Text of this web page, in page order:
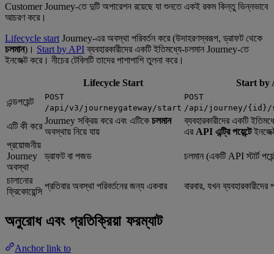
Customer Journey-তে দুটি অপারেশন রয়েছে যা শুনতে একই রকম কিন্তু ভিন্নভাবে
আচরণ করে।
Lifecycle start Journey-এর অবস্থা পরিবর্তন করে (উদাহরণস্বরূপ, ড্রাফট থেকে
চলমান)। Start by APIব্যবহারকারীদের একটি ইতিমধ্যে-চলমান Journey-তে
ইনজেক্ট করে। নীচের টেবিলটি তাদের পাশাপাশি তুলনা করে।
Lifecycle Start
Start by
এন্ডপয়েন্ট
POST
/api/v3/journeygateway/start
POST
/api/journey/
এটি কী করে
Journey সক্রিয় করে এবং এটিকে চলমান
অবস্থায় নিয়ে যায়
ব্যবহারকারীদের একটি
এর API এন্ট্রি পয়েন্টে
প্রয়োজনীয়
Journey
অবস্থা
ড্রাফট বা পজড চলমান (একটি API স্টার্ট
চালানোর
ফ্রিকোয়েন্সি
প্রতিবার অবস্থা পরিবর্তনের জন্য একবার বারবার, যখন
অনুরোধ এবং প্রতিক্রিয়া ফরম্যাট
Anchor link to